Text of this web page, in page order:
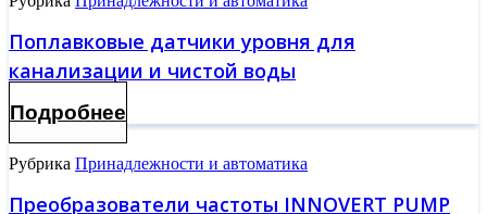
Поплавковые датчики уровня для
канализации и чистой воды
Подробнее
Рубрика Принадлежности и автоматика
Преобразователи частоты INNOVERT PUMP